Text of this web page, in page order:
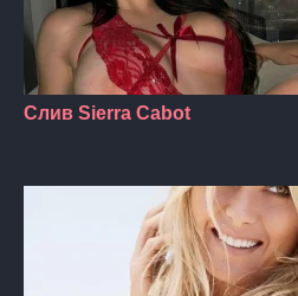
Слив Sierra Cabot